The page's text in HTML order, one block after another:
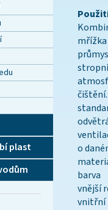
plast
o
vnější
vnitřní